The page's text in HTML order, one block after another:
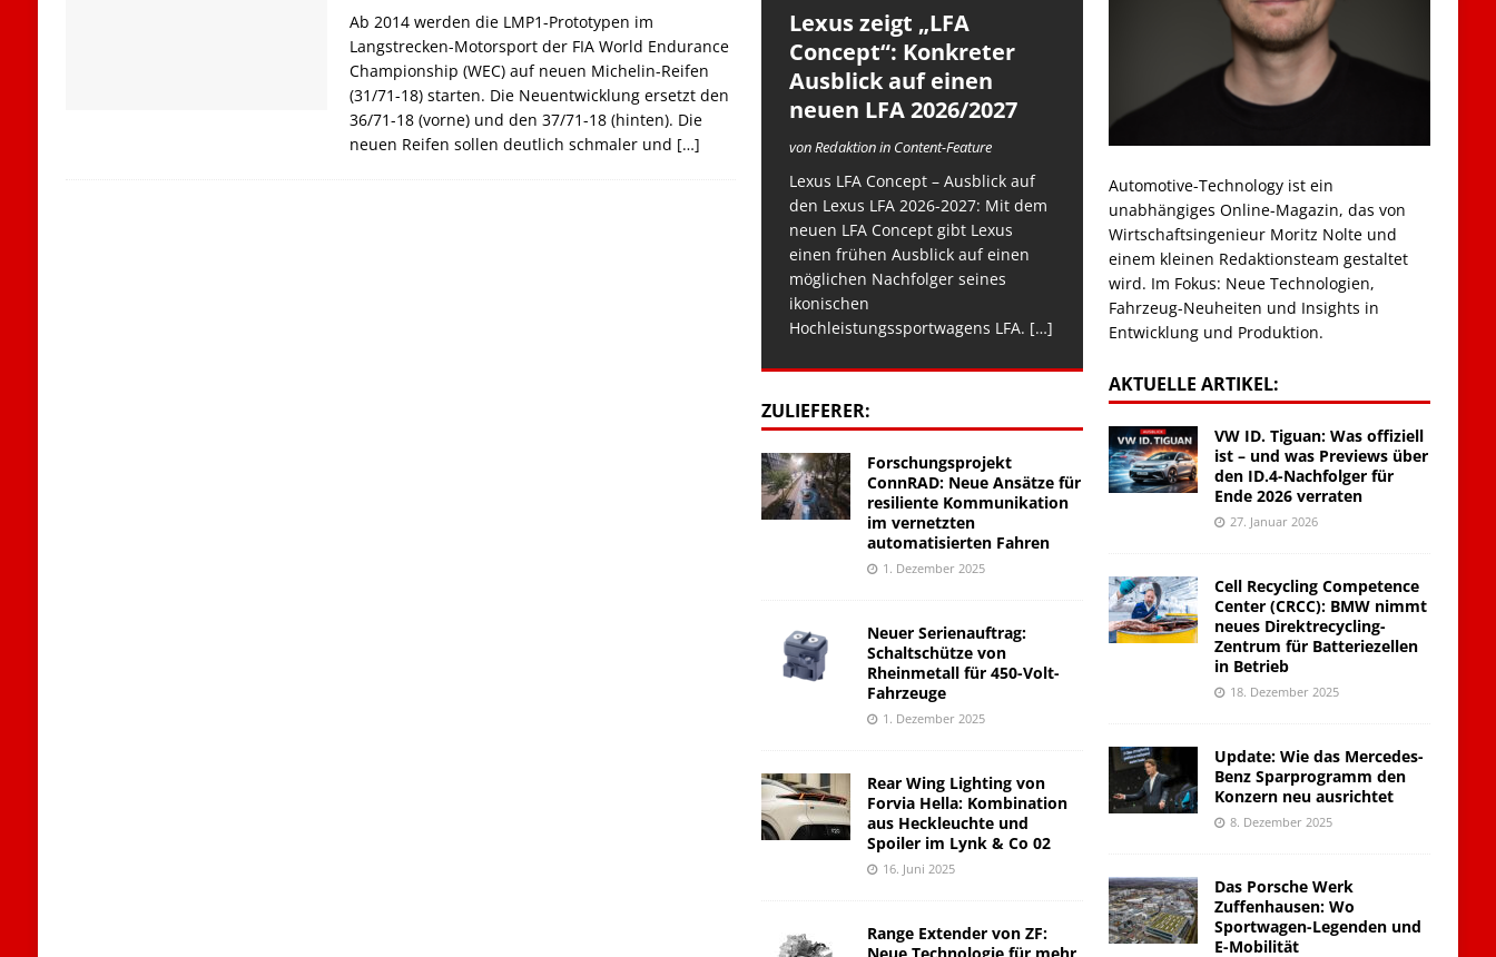
Ab 2014 werden die LMP1-Prototypen im
Langstrecken-Motorsport der FIA World Endurance
Championship (WEC) auf neuen Michelin-Reifen
(31/71-18) starten. Die Neuentwicklung ersetzt den
36/71-18 (vorne) und den 37/71-18 (hinten). Die
neuen Reifen sollen deutlich schmaler und […]
Lexus zeigt „LFA
Concept“: Konkreter
Ausblick auf einen
neuen LFA 2026/2027
von Redaktion in Content-Feature
Lexus LFA Concept – Ausblick auf
den Lexus LFA 2026-2027: Mit dem
neuen LFA Concept gibt Lexus
einen frühen Ausblick auf einen
möglichen Nachfolger seines
ikonischen
Hochleistungssportwagens LFA. […]
ZULIEFERER:
Forschungsprojekt
ConnRAD: Neue Ansätze für
resiliente Kommunikation
im vernetzten
automatisierten Fahren
1. Dezember 2025
Neuer Serienauftrag:
Schaltschütze von
Rheinmetall für 450-Volt-
Fahrzeuge
1. Dezember 2025
Rear Wing Lighting von
Forvia Hella: Kombination
aus Heckleuchte und
Spoiler im Lynk & Co 02
16. Juni 2025
Range Extender von ZF:
Neue Technologie für mehr
Automotive-Technology ist ein
unabhängiges Online-Magazin, das von
Wirtschaftsingenieur Moritz Nolte und
einem kleinen Redaktionsteam gestaltet
wird. Im Fokus: Neue Technologien,
Fahrzeug-Neuheiten und Insights in
Entwicklung und Produktion.
AKTUELLE ARTIKEL:
VW ID. Tiguan: Was offiziell
ist – und was Previews über
den ID.4-Nachfolger für
Ende 2026 verraten
27. Januar 2026
Cell Recycling Competence
Center (CRCC): BMW nimmt
neues Direktrecycling-
Zentrum für Batteriezellen
in Betrieb
18. Dezember 2025
Update: Wie das Mercedes-
Benz Sparprogramm den
Konzern neu ausrichtet
8. Dezember 2025
Das Porsche Werk
Zuffenhausen: Wo
Sportwagen-Legenden und
E-Mobilität